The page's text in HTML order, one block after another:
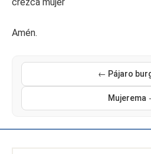
Amén.
← Pájaro
Mujerema